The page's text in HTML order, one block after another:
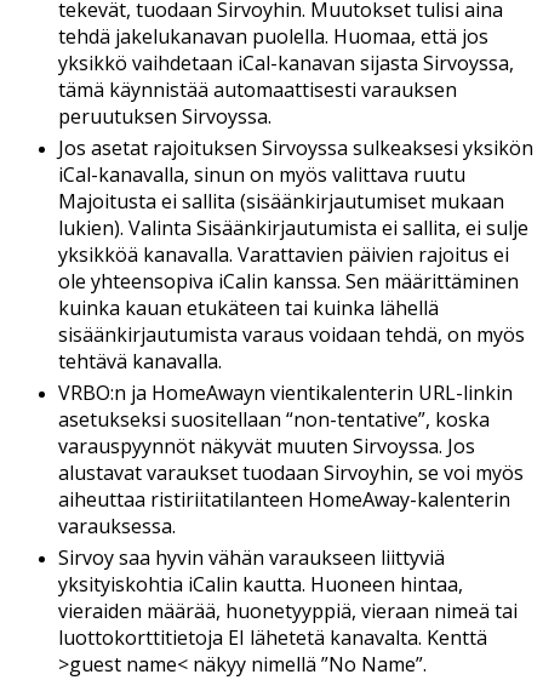
tekevät, tuodaan Sirvoyhin. Muutoksettulisi aina
tehdä jakelukanavan puolella. Huomaa, että jos
yksikkö vaihdetaan iCal-kanavan sijasta Sirvoyssa,
tämä käynnistää automaattisesti varauksen
peruutuksen Sirvoyssa.
Jos asetat rajoituksen Sirvoyssa sulkeaksesi yksikön
iCal-kanavalla, sinun on myös valittava ruutu
Majoitusta ei sallita (sisäänkirjautumiset mukaan
lukien). Valinta Sisäänkirjautumista ei sallita, ei sulje
yksikköä kanavalla. Varattavien päivien rajoitus ei
ole yhteensopiva iCalin kanssa. Sen määrittäminen
kuinka kauan etukäteen tai kuinka lähellä
sisäänkirjautumista varaus voidaan tehdä, on myös
tehtävä kanavalla.
VRBO:n ja HomeAwayn vientikalenterin URL-linkin
asetukseksi suositellaan “non-tentative”, koska
varauspyynnöt näkyvät muuten Sirvoyssa. Jos
alustavatvarauksettuodaan Sirvoyhin, se voi myös
aiheuttaa ristiriitatilanteen HomeAway-kalenterin
varauksessa.
Sirvoysaa hyvin vähän varaukseen liittyviä
yksityiskohtia iCalin kautta. Huoneen hintaa,
vieraiden määrää, huonetyyppiä, vieraan nimeä tai
luottokorttitietoja EI lähetetä kanavalta. Kenttä
>guest name< näkyy nimellä ”No Name”.